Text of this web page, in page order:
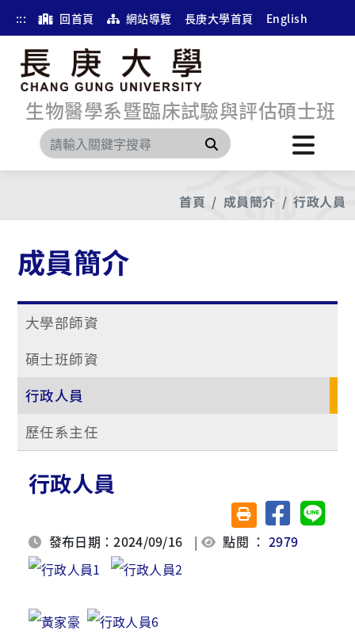
::: 回首頁 網站導覽 長庚大學首頁 English
生物醫學系暨臨床試驗與評估碩士班
搜尋
首頁 成員簡介 行政人員
成員簡介
大學部師資
碩士班師資
行政人員
歷任系主任
行政人員
友善列印(另開視窗)
分享至臉書分享
發布日期：2024/09/16 | 點閱 ：2979